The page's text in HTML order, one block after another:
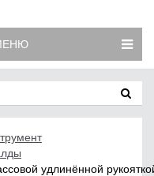
удлинённой